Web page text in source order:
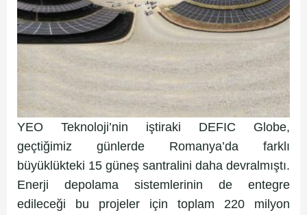
YEO Teknoloji’nin iştiraki DEFIC Globe,
geçtiğimiz günlerde Romanya’da farklı
büyüklükteki 15 güneş santralini daha devralmıştı.
Enerji depolama sistemlerinin de entegre
edileceği bu projeler için toplam 220 milyon